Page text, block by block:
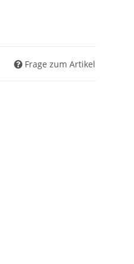
Frage zum Artikel